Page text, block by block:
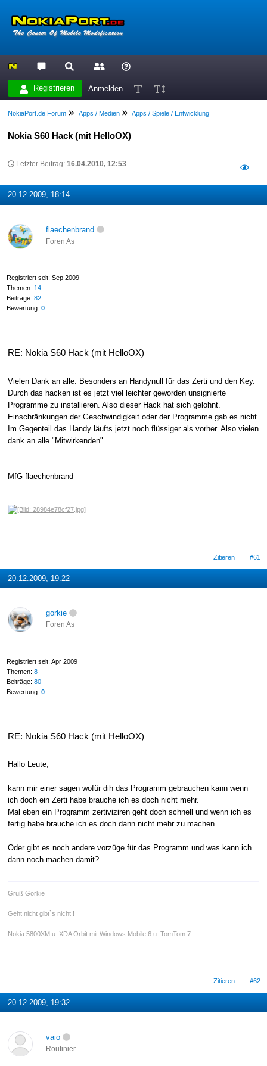
Registrieren Anmelden
NokiaPort.de Forum Apps / Medien Apps / Spiele / Entwicklung
Nokia S60 Hack (mit HelloOX)
Letzter Beitrag: 16.04.2010, 12:53
20.12.2009, 18:14
flaechenbrand
Foren As
Registriert seit: Sep 2009
Themen: 14
Beiträge: 82
Bewertung: 0
RE: Nokia S60 Hack (mit HelloOX)
Vielen Dank an alle. Besonders an Handynull für das Zerti und den Key.
Durch das hacken ist es jetzt viel leichter geworden unsignierte
Programme zu installieren. Also dieser Hack hat sich gelohnt.
Einschränkungen der Geschwindigkeit oder der Programme gab es nicht.
Im Gegenteil das Handy läufts jetzt noch flüssiger als vorher. Also vielen
dank an alle "Mitwirkenden".
MfG flaechenbrand
Zitieren #61
20.12.2009, 19:22
gorkie
Foren As
Registriert seit: Apr 2009
Themen: 8
Beiträge: 80
Bewertung: 0
RE: Nokia S60 Hack (mit HelloOX)
Hallo Leute,
kann mir einer sagen wofür dih das Programm gebrauchen kann wenn
ich doch ein Zerti habe brauche ich es doch nicht mehr.
Mal eben ein Programm zertiviziren geht doch schnell und wenn ich es
fertig habe brauche ich es doch dann nicht mehr zu machen.
Oder gibt es noch andere vorzüge für das Programm und was kann ich
dann noch machen damit?
Gruß Gorkie
Geht nicht gibt`s nicht !
Nokia 5800XM u. XDA Orbit mit Windows Mobile 6 u. TomTom 7
Zitieren #62
20.12.2009, 19:32
vaio
Routinier